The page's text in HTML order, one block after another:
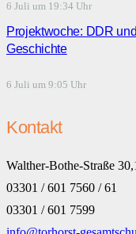
6 Juli um 19:34 Uhr
Projektwoche: DDR
Geschichte
6 Juli um 9:05 Uhr
Kontakt
Walther-Bothe-Straße
03301 / 601 7560 / 61
03301 / 601 7599